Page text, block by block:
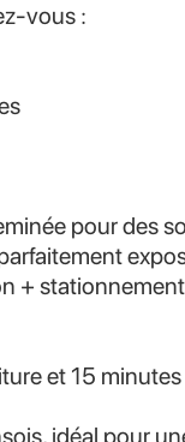
vous :
pour des
+ stationnement
et 15